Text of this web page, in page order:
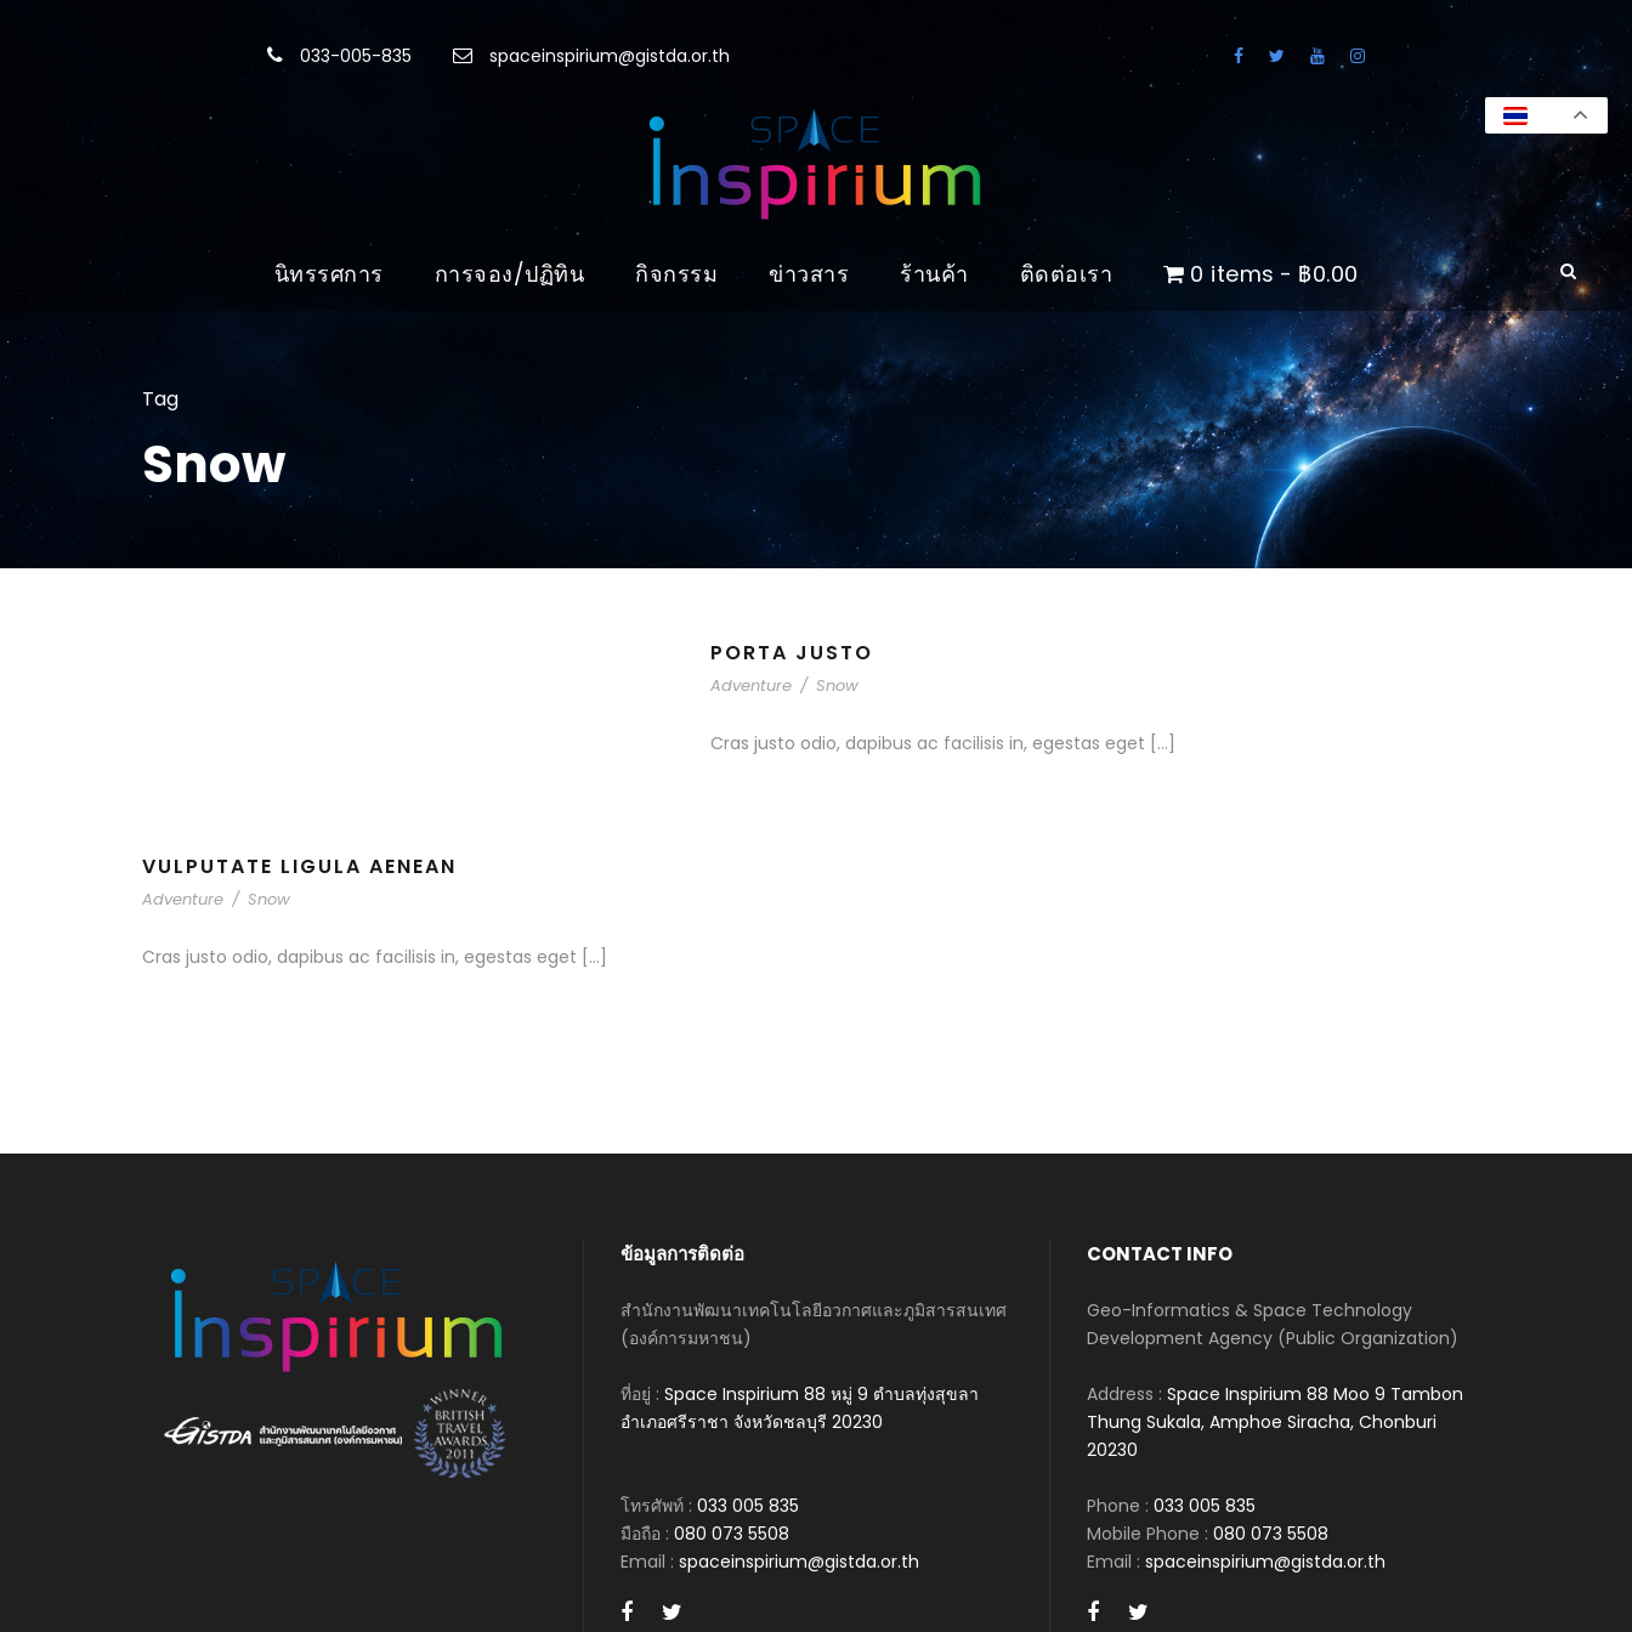
033-005-835 spaceinspirium@gistda.or.th
นิทรรศการ การจอง/ปฏิทิน กิจกรรม ข่าวสาร ร้านค้า ติดต่อเรา 0 items ฿0.00
Tag
Snow
PORTA JUSTO
Adventure / Snow
Cras justo odio, dapibus ac facilisis in, egestas eget […]
VULPUTATE LIGULA AENEAN
Adventure / Snow
Cras justo odio, dapibus ac facilisis in, egestas eget […]
ข้อมูลการติดต่อ
สำนักงานพัฒนาเทคโนโลยีอวกาศและภูมิสารสนเทศ
(องค์การมหาชน)
ที่อยู่ :Space Inspirium 88 หมู่ 9 ตำบลทุ่งสุขลา
อำเภอศรีราชา จังหวัดชลบุรี 20230
โทรศัพท์ :033 005 835
มือถือ :080 073 5508
Email :spaceinspirium@gistda.or.th
CONTACT INFO
Geo-Informatics & Space Technology
Development Agency (Public Organization)
Address : Space Inspirium 88 Moo 9 Tambon
Thung Sukala, Amphoe Siracha, Chonburi
20230
Phone : 033 005 835
Mobile Phone : 080 073 5508
Email : spaceinspirium@gistda.or.th